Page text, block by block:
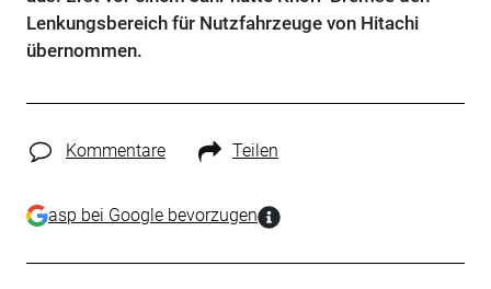
Lenkungsbereich für Nutzfahrzeuge von Hitachi
übernommen.
Kommentare Teilen
asp bei Google bevorzugen